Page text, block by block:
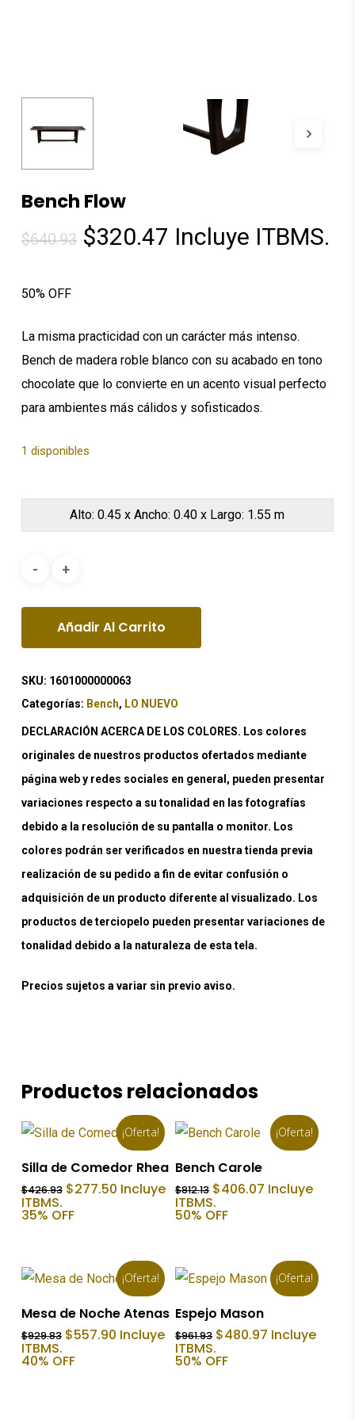
Bench Flow
$640.93 El
$640.93.
$320.47 El
$320.47.
Incluye ITBMS.
50% OFF
La misma practicidad con un carácter más intenso.
Bench de madera roble blanco con su acabado en tono
chocolate que lo convierte en un acento visual perfecto
para ambientes más cálidos y sofisticados.
1 disponibles
Alto: 0.45 x Ancho: 0.40 x Largo: 1.55 m
Añadir Al Carrito
SKU: 1601000000063
Categorías: Bench, LO NUEVO
DECLARACIÓN ACERCA DE LOS COLORES. Los colores
originales de nuestros productos ofertados mediante
página web y redes sociales en general, pueden presentar
variaciones respecto a su tonalidad en las fotografías
debido a la resolución de su pantalla o monitor. Los
colores podrán ser verificados en nuestra tienda previa
realización de su pedido a fin de evitar confusión o
adquisición de un producto diferente al visualizado. Los
productos de terciopelo pueden presentar variaciones de
tonalidad debido a la naturaleza de esta tela.
Precios sujetos a variar sin previo aviso.
Productos relacionados
¡Oferta!
Añadir Al Carrito
Silla de Comedor Rhea
$426.93 El
original
$277.50El
precio
Incluye
ITBMS.
35% OFF
¡Oferta!
Añadir Al Carrito
Bench Carole
$812.13 El
precio
original
$406.07 El
precio
Incluye
ITBMS.
50% OFF
¡Oferta!
Añadir Al Carrito
Mesa de Noche Atenas
$929.83 El
original
$557.90El
precio
Incluye
ITBMS.
40% OFF
¡Oferta!
Añadir Al Carrito
Espejo Mason
$961.93 El
precio
original
$480.97 El
precio
Incluye
ITBMS.
50% OFF